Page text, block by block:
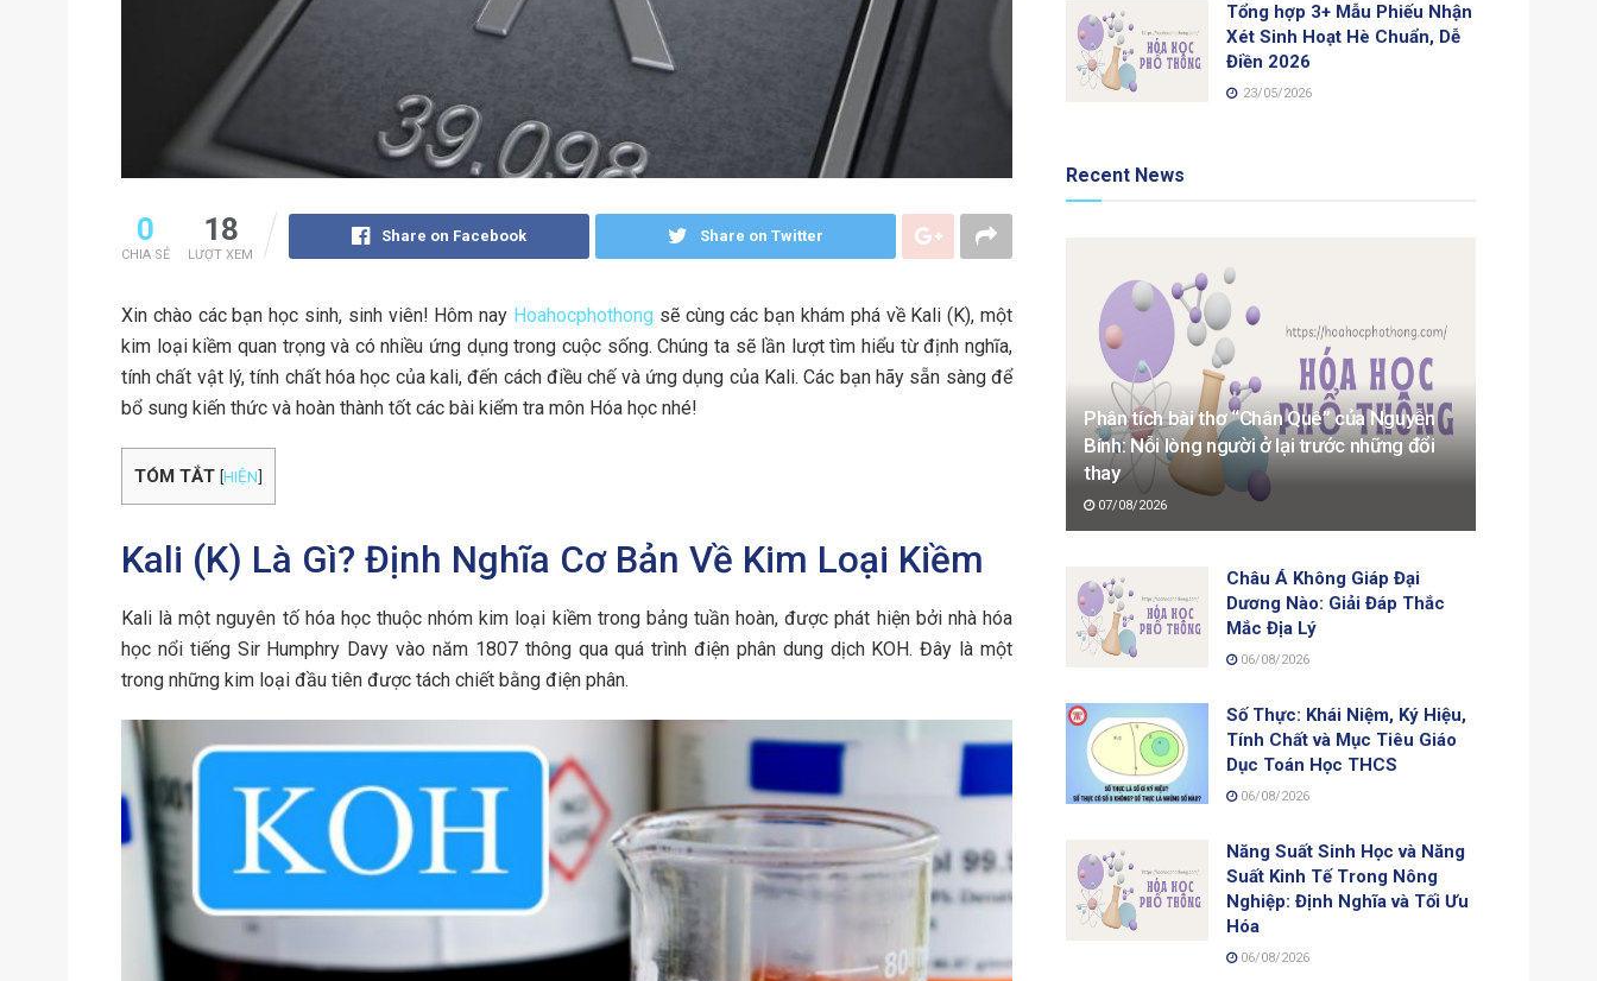
0
CHIA SẺ
18
LƯỢT XEM
Share on Facebook Share on Twitter
Xin chào các bạn học sinh, sinh viên! Hôm nay Hoahocphothong sẽ cùng các bạn khám phá về Kali (K), một
kim loại kiềm quan trọng và có nhiều ứng dụng trong cuộc sống. Chúng ta sẽ lần lượt tìm hiểu từ định nghĩa,
tính chất vật lý, tính chất hóa học của kali, đến cách điều chế và ứng dụng của Kali. Các bạn hãy sẵn sàng để
bổ sung kiến thức và hoàn thành tốt các bài kiểm tra môn Hóa học nhé!
TÓM TẮT [HIỆN]
Kali (K) Là Gì? Định Nghĩa Cơ Bản Về Kim Loại Kiềm
Kali là một nguyên tố hóa học thuộc nhóm kim loại kiềm trong bảng tuần hoàn, được phát hiện bởi nhà hóa
học nổi tiếng Sir Humphry Davy vào năm 1807 thông qua quá trình điện phân dung dịch KOH. Đây là một
trong những kim loại đầu tiên được tách chiết bằng điện phân.
Tổng hợp 3+ Mẫu Phiếu Nhận
Xét Sinh Hoạt Hè Chuẩn, Dễ
Điền 2026
23/05/2026
Recent News
Phân tích bài thơ “Chân Quê” của Nguyễn
Bính: Nỗi lòng người ở lại trước những đổi
thay
07/08/2026
Châu Á Không Giáp Đại
Dương Nào: Giải Đáp Thắc
Mắc Địa Lý
06/08/2026
Số Thực: Khái Niệm, Ký Hiệu,
Tính Chất và Mục Tiêu Giáo
Dục Toán Học THCS
06/08/2026
Năng Suất Sinh Học và Năng
Suất Kinh Tế Trong Nông
Nghiệp: Định Nghĩa và Tối Ưu
Hóa
06/08/2026